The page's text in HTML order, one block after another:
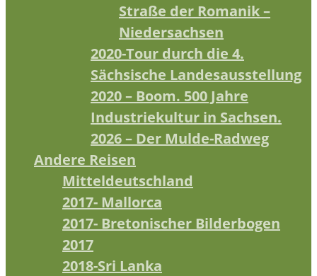
Straße der Romanik –
Niedersachsen
2020-Tour durch die 4.
Sächsische Landesausstellung
2020 – Boom. 500 Jahre
Industriekultur in Sachsen.
2026 – Der Mulde-Radweg
Andere Reisen
Mitteldeutschland
2017- Mallorca
2017- Bretonischer Bilderbogen
2017
2018-Sri Lanka